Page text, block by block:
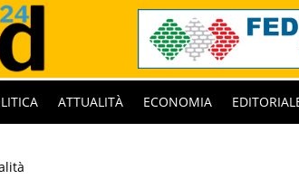
ATTUALITÀ ECONOMIA